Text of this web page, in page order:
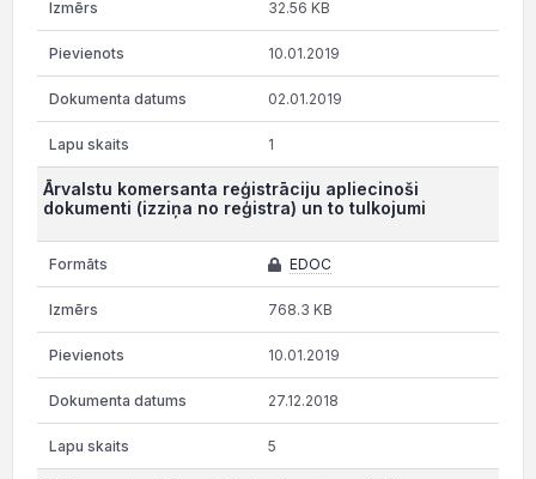
32.56 KB
10.01.2019
02.01.2019
1
Ārvalstu komersanta reģistrāciju apliecinoši
dokumenti (izziņa no reģistra) un to tulkojumi
EDOC
768.3 KB
10.01.2019
27.12.2018
5